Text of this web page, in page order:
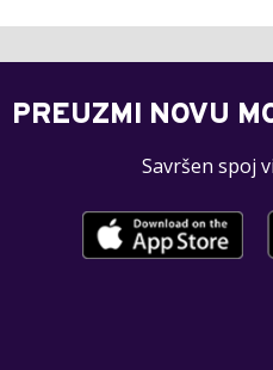
PREUZMI NOVU
Savršen spoj